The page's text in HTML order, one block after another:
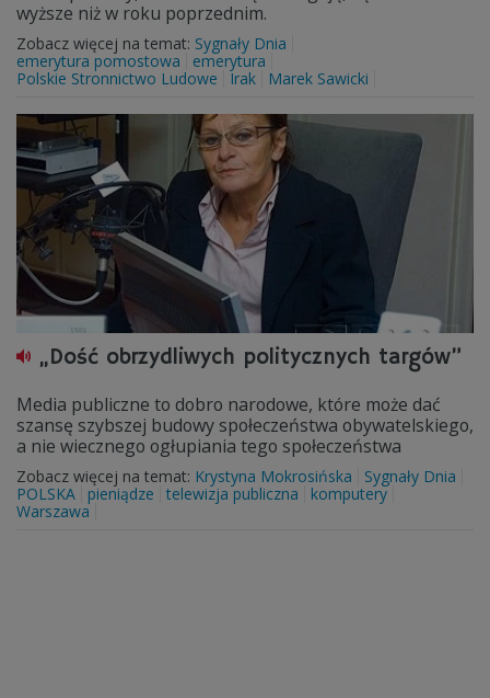
wyższe niż w roku poprzednim.
Zobacz więcej na temat: Sygnały Dnia
emerytura pomostowa
emerytura
Polskie Stronnictwo Ludowe
Irak Marek Sawicki
„Dość obrzydliwych politycznych targów”
Media publiczne to dobro narodowe, które może dać
szansę szybszej budowy społeczeństwa obywatelskiego,
a nie wiecznego ogłupiania tego społeczeństwa
Zobacz więcej na temat: Krystyna Mokrosińska
Sygnały Dnia
POLSKA
pieniądze telewizja publiczna
komputery
Warszawa